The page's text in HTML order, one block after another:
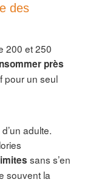
des
200 et 250
près
pour un seul
adulte.
sans s’en
souvent la